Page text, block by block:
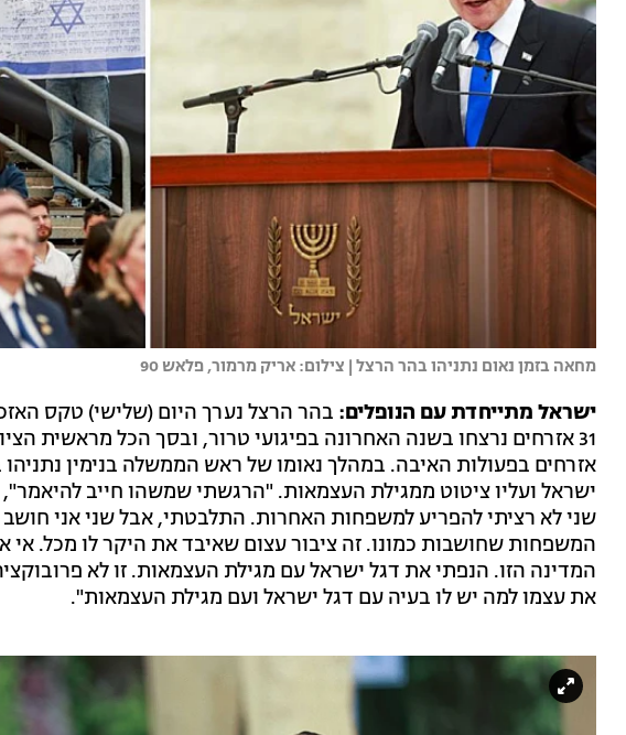
מחאה בזמן נאום נתניהו בהר הרצל | צילום: אריק מרמור, פלאש 90
ישראל מתייחדת עם הנופלים: בהר הרצל נערך היום (שלישי) טקס
אזרחים בפעולות האיבה. במהלך נאומו של ראש הממשלה בנימין נתניהו
ישראל ועליו ציטוט ממגילת העצמאות. "הרגשתי שמשהו חייב
שני לא רציתי להפריע למשפחות האחרות. התלבטתי, אבל שני אני
המשפחות שחושבות כמונו. זה ציבור עצום שאיבד את היקר לו מכל.
המדינה הזו. הנפתי את דגל ישראל עם מגילת העצמאות. זו לא
את עצמו למה יש לו בעיה עם דגל ישראל ועם מגילת העצמאות".